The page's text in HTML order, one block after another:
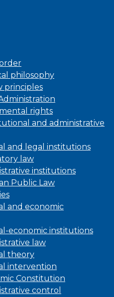
philosophy
principles
rights
and administrative
and legal institutions
law
institutions
Public Law
and economic
economic institutions
law
theory
intervention
Constitution
control